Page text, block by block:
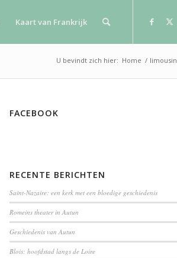
Kaart van Frankrijk
U bevindt zich hier: Home / limousin
FACEBOOK
RECENTE BERICHTEN
Saint-Nazaire: een kerk met een bloedige geschiedenis
Romeins theater in Autun
Geschiedenis van Autun
Blois: hoofdstad langs de Loire